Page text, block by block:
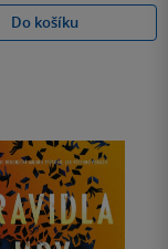
Do košíku